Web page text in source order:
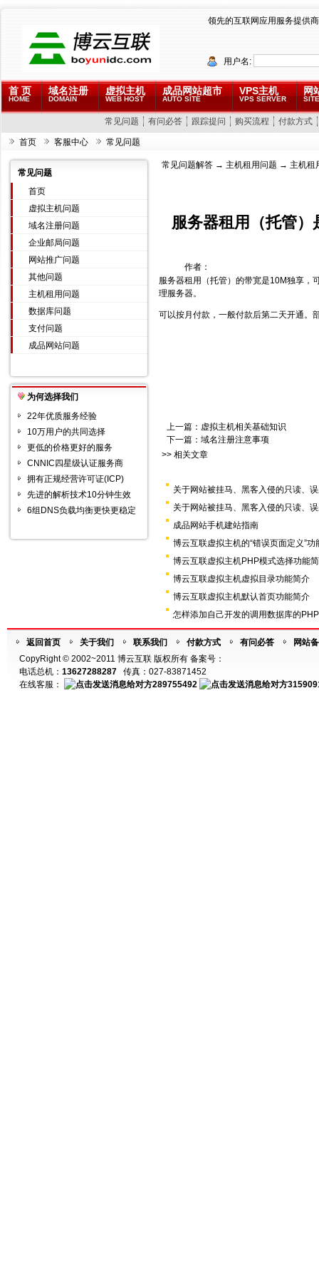
领先的互联网应用服务提供商
用户名:
首 页
HOME
域名注册
DOMAIN
虚拟主机
WEB HOST
成品网站超市
AUTO SITE
VPS主机
VPS SERVER
网
常见问题 有问必答 跟踪提问 购买流程 付款方式
首页 客服中心 常见问题
常见问题
首页
虚拟主机问题
域名注册问题
企业邮局问题
网站推广问题
其他问题
主机租用问题
数据库问题
支付问题
成品网站问题
为何选择我们
22年优质服务经验
10万用户的共同选择
更低的价格更好的服务
CNNIC四星级认证服务商
拥有正规经营许可证(ICP)
先进的解析技术10分钟生效
6组DNS负载均衡更快更稳定
常见问题解答 → 主机租用问题 → 主机租
服务器租用（托管
作者：
服务器租用（托管）的带宽是10M独享，
理服务器。
可以按月付款，一般付款后第二天开通。
上一篇： 虚拟主机相关基础知识
下一篇： 域名注册注意事项
>> 相关文章
关于网站被挂马、黑客入侵的只读、
关于网站被挂马、黑客入侵的只读、
成品网站手机建站指南
博云互联虚拟主机的“错误页面定义”功
博云互联虚拟主机PHP模式选择功能
博云互联虚拟主机虚拟目录功能简介
博云互联虚拟主机默认首页功能简介
怎样添加自己开发的调用数据库的
返回首页 关于我们 联系我们 付款方式 有问必答
网站
CopyRight © 2002~2011 博云互联 版权所有 备案号：
电话总机： 13627288287 传真：027-83871452
在线客服：
289755492